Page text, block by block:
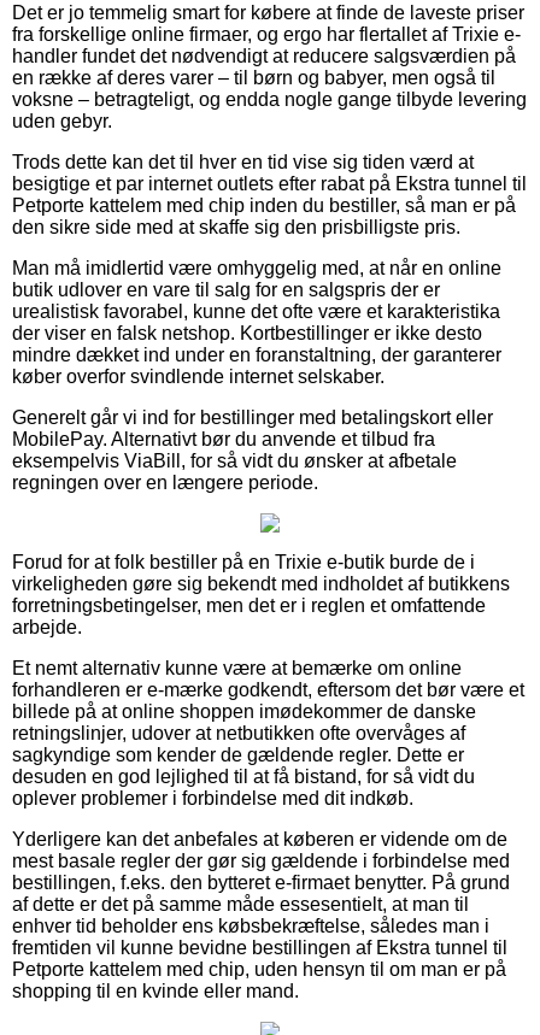
Det er jo temmelig smart for købere at finde de laveste priser
fra forskellige online firmaer, og ergo har flertallet af Trixie e-
handler fundet det nødvendigt at reducere salgsværdien på
en række af deres varer – til børn og babyer, men også til
voksne – betragteligt, og endda nogle gange tilbyde levering
uden gebyr.
Trods dette kan det til hver en tid vise sig tiden værd at
besigtige et par internet outlets efter rabat på Ekstra tunnel til
Petporte kattelem med chip inden du bestiller, så man er på
den sikre side med at skaffe sig den prisbilligste pris.
Man må imidlertid være omhyggelig med, at når en online
butik udlover en vare til salg for en salgspris der er
urealistisk favorabel, kunne det ofte være et karakteristika
der viser en falsk netshop. Kortbestillinger er ikke desto
mindre dækket ind under en foranstaltning, der garanterer
køber overfor svindlende internet selskaber.
Generelt går vi ind for bestillinger med betalingskort eller
MobilePay. Alternativt bør du anvende et tilbud fra
eksempelvis ViaBill, for så vidt du ønsker at afbetale
regningen over en længere periode.
Forud for at folk bestiller på en Trixie e-butik burde de i
virkeligheden gøre sig bekendt med indholdet af butikkens
forretningsbetingelser, men det er i reglen et omfattende
arbejde.
Et nemt alternativ kunne være at bemærke om online
forhandleren er e-mærke godkendt, eftersom det bør være et
billede på at online shoppen imødekommer de danske
retningslinjer, udover at netbutikken ofte overvåges af
sagkyndige som kender de gældende regler. Dette er
desuden en god lejlighed til at få bistand, for så vidt du
oplever problemer i forbindelse med dit indkøb.
Yderligere kan det anbefales at køberen er vidende om de
mest basale regler der gør sig gældende i forbindelse med
bestillingen, f.eks. den bytteret e-firmaet benytter. På grund
af dette er det på samme måde essesentielt, at man til
enhver tid beholder ens købsbekræftelse, således man i
fremtiden vil kunne bevidne bestillingen af Ekstra tunnel til
Petporte kattelem med chip, uden hensyn til om man er på
shopping til en kvinde eller mand.